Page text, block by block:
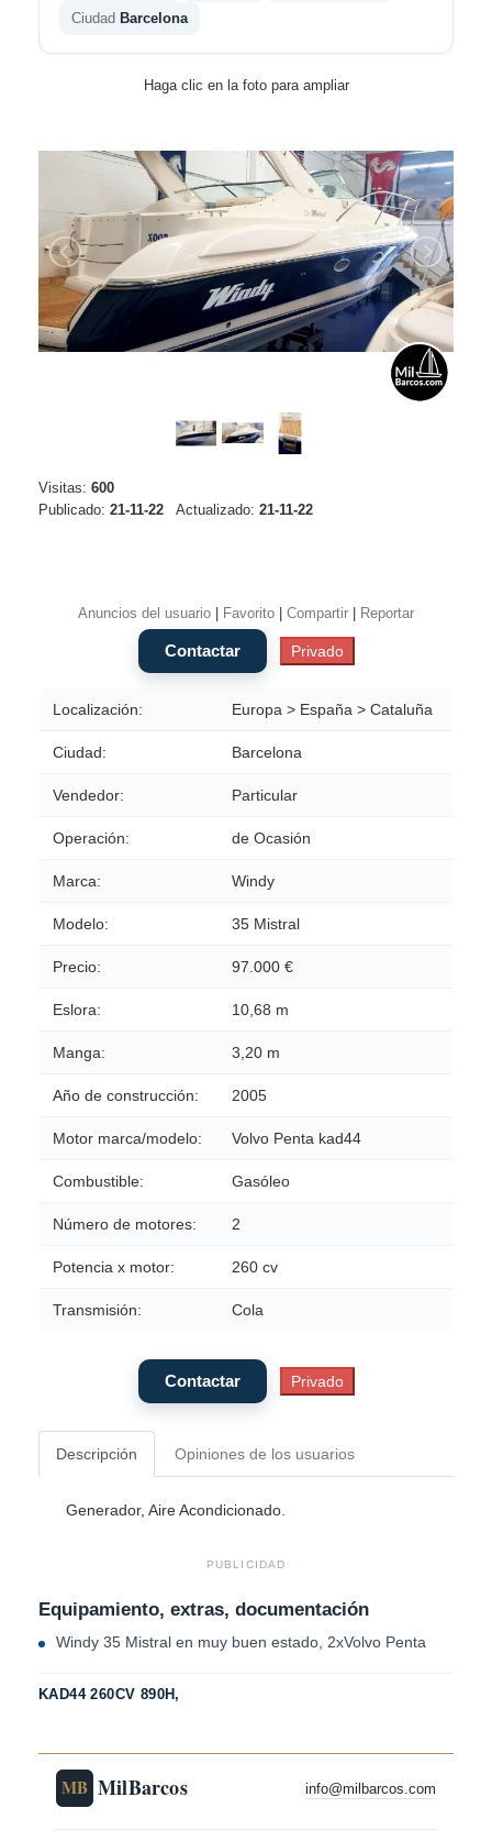
Ciudad Barcelona
Haga clic en la foto para ampliar
Visitas: 600
Publicado: 21-11-22 Actualizado: 21-11-22
Anuncios del usuario Favorito Compartir Reportar
Localización: Europa > España > Cataluña
Ciudad: Barcelona
Vendedor: Particular
Operación: de Ocasión
Marca: Windy
Modelo: 35 Mistral
Precio: 97.000 €
Eslora: 10,68 m
Manga: 3,20 m
Año de construcción: 2005
Motor marca/modelo: Volvo Penta kad44
Combustible: Gasóleo
Número de motores: 2
Potencia x motor: 260 cv
Transmisión: Cola
Descripción Opiniones de los usuarios
Generador, Aire Acondicionado.
PUBLICIDAD
Equipamiento, extras, documentación
Windy 35 Mistral en muy buen estado, 2xVolvo Penta
KAD44 260CV 890H,
MB MilBarcos info@milbarcos.com